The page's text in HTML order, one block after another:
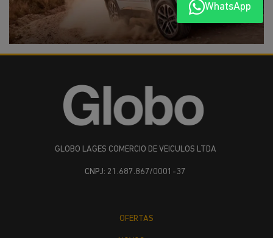
WhatsApp
GLOBO LAGES COMERCIO DE VEICULOS LTDA
CNPJ: 21.687.867/0001-37
OFERTAS